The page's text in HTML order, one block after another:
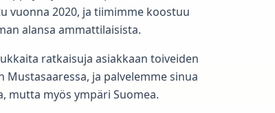
vuonna 2020, ja tiimimme koostuu
alansa ammattilaisista.
ratkaisuja asiakkaan toiveiden
ja palvelemme sinua
mutta myös ympäri Suomea.